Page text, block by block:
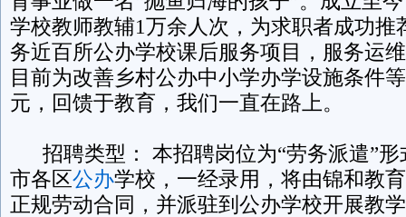
学校教师教辅1万余人次，为求职者成功推
务近百所公办学校课后服务项目，服务运
目前为改善乡村公办中小学办学设施条件
元，回馈于教育，我们一直在路上。
招聘类型： 本招聘岗位为“劳务派遣”形
市各区公办学校，一经录用，将由锦和教
正规劳动合同，并派驻到公办学校开展教